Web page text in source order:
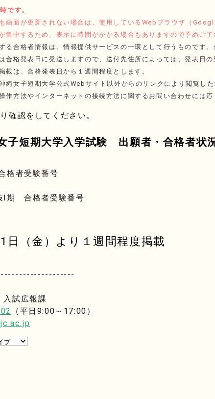
です。
画面が更新されない場合は、使用しているWebブラウザ（
集中するため、表示に時間がかかる場合もありますので予めご了
る合格者情報は、情報提供サービスの一環として行うものです
合格発表日に発送しますので、送付先住所によっては、発表日
載は、合格発表日から１週間程度とします。
縄女子短期大学公式Webサイト以外からのリンクにより閲覧し
作方法やインターネットの接続方法に関するお問い合わせには
確認をしてください。
子短期大学入学試験 出願者・合格者状
格者受験番号
Ⅰ期 合格者受験番号
日（金）より１週間程度掲載
入試広報課
（平日9:00～17:00）